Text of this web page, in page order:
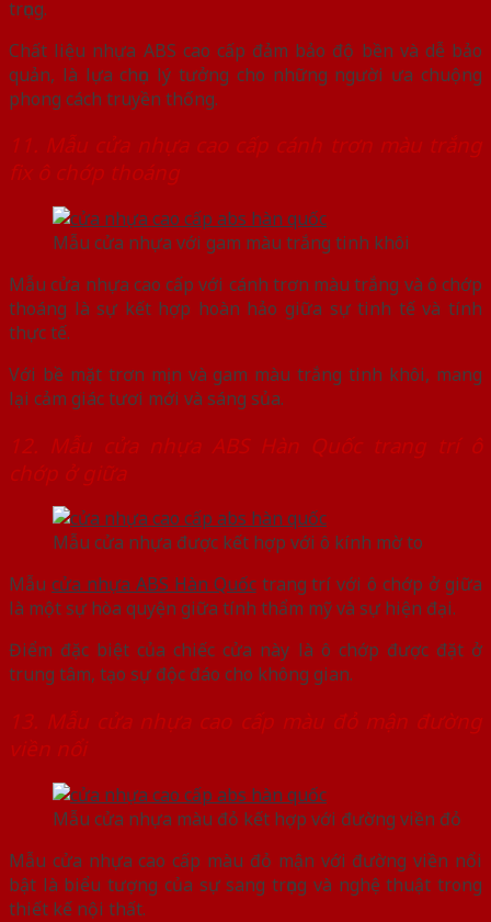
trọng.
Chất liệu nhựa ABS cao cấp đảm bảo độ bền và dễ bảo
quản, là lựa chọn lý tưởng cho những người ưa chuộng
phong cách truyền thống.
11. Mẫu cửa nhựa cao cấp cánh trơn màu trắng
fix ô chớp thoáng
Mẫu cửa nhựa với gam màu trắng tinh khôi
Mẫu cửa nhựa cao cấp với cánh trơn màu trắng và ô chớp
thoáng là sự kết hợp hoàn hảo giữa sự tinh tế và tính
thực tế.
Với bề mặt trơn mịn và gam màu trắng tinh khôi, mang
lại cảm giác tươi mới và sáng sủa.
12. Mẫu cửa nhựa ABS Hàn Quốc trang trí ô
chớp ở giữa
Mẫu cửa nhựa được kết hợp với ô kính mờ to
Mẫu cửa nhựa ABS Hàn Quốctrang trí với ô chớp ở giữa
là một sự hòa quyện giữa tính thẩm mỹ và sự hiện đại.
Điểm đặc biệt của chiếc cửa này là ô chớp được đặt ở
trung tâm, tạo sự độc đáo cho không gian.
13. Mẫu cửa nhựa cao cấp màu đỏ mận đường
viền nổi
Mẫu cửa nhựa màu đỏ kết hợp với đường viền đỏ
Mẫu cửa nhựa cao cấp màu đỏ mận với đường viền nổi
bật là biểu tượng của sự sang trọng và nghệ thuật trong
thiết kế nội thất.